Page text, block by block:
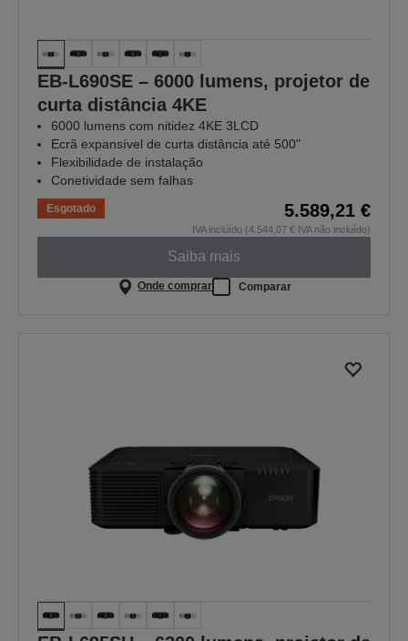
EB-L690SE – 6000 lumens, projetor de
curta distância 4KE
6000 lumens com nitidez 4KE 3LCD
Ecrã expansível de curta distância até 500"
Flexibilidade de instalação
Conetividade sem falhas
Esgotado 5.589,21 €
IVA incluído (4.544,07 € IVA não incluído)
Saiba mais
Onde comprar Comparar